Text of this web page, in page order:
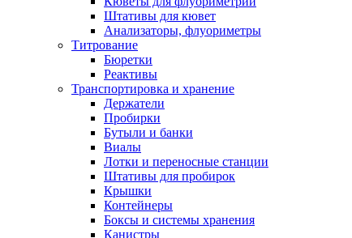
Штативы для кювет
Анализаторы, флуориметры
Титрование
Бюретки
Реактивы
Транспортировка и хранение
Держатели
Пробирки
Бутыли и банки
Виалы
Лотки и переносные станции
Штативы для пробирок
Крышки
Контейнеры
Боксы и системы хранения
Канистры